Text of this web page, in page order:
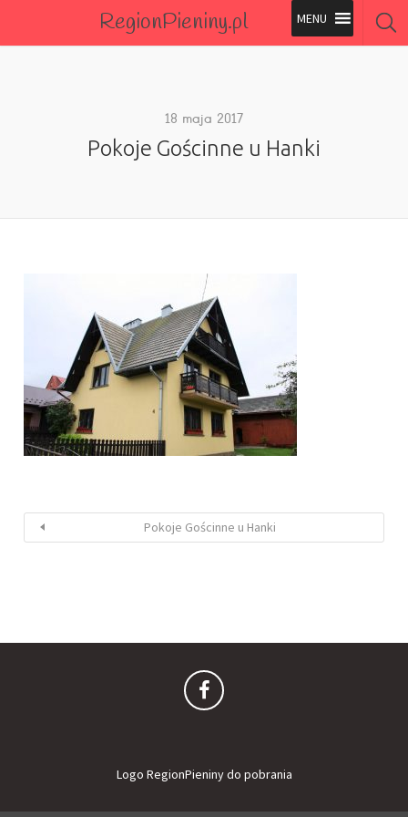
RegionPieniny.pl
Wszystkie Obiekty
18 maja 2017
Pokoje Gościnne u Hanki
Pokoje Gościnne u Hanki
Logo RegionPieniny do pobrania